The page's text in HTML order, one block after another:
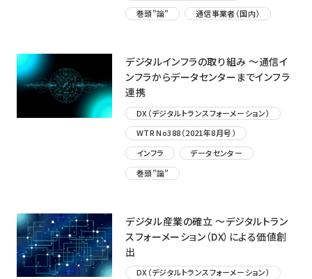
巻頭”論”
通信事業者（国内）
デジタルインフラの取り組み ～通信イ
ンフラからデータセンターまでインフラ
連携
DX（デジタルトランスフォーメーション）
WTR No388（2021年8月号）
インフラ
データセンター
巻頭”論”
デジタル産業の確立 ～デジタルトラン
スフォーメーション（DX）による価値創
出
DX（デジタルトランスフォーメーション）